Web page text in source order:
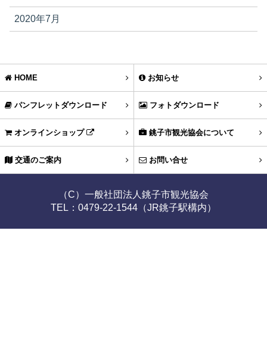
2020年7月
HOME お知らせ
パンフレットダウンロード フォトダウンロード
オンラインショップ 銚子市観光協会について
交通のご案内 お問い合せ
（C）一般社団法人銚子市観光協会
TEL：0479-22-1544（JR銚子駅構内）